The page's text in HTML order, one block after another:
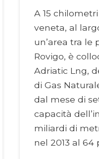
A 15
veneta, al
un’area tra le
Rovigo, è
Adriatic Lng,
di Gas
dal mese di
capacità
miliardi di
nel 2013 al 64